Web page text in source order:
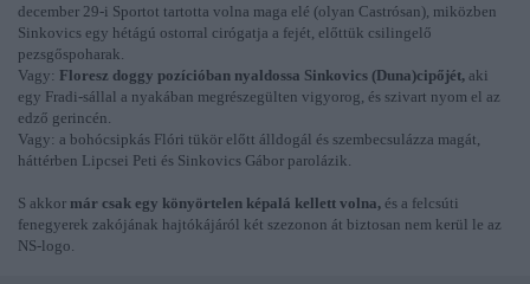
december 29-i Sportot tartotta volna maga elé (olyan Castrósan), miközben
Sinkovics egy hétágú ostorral cirógatja a fejét, előttük csilingelő
pezsgőspoharak.
Vagy: Floresz doggy pozícióban nyaldossa Sinkovics (Duna)cipőjét, aki
egy Fradi-sállal a nyakában megrészegülten vigyorog, és szivart nyom el az
edző gerincén.
Vagy: a bohócsipkás Flóri tükör előtt álldogál és szembecsulázza magát,
háttérben Lipcsei Peti és Sinkovics Gábor parolázik.
S akkor már csak egy könyörtelen képalá kellett volna, és a felcsúti
fenegyerek zakójának hajtókájáról két szezonon át biztosan nem kerül le az
NS-logo.